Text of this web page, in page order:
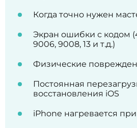
Когда точно нужен
Экран ошибки с кодом
9006, 9008, 13 и т.д.)
Физические
Постоянная
восстановления iOS
iPhone нагревается